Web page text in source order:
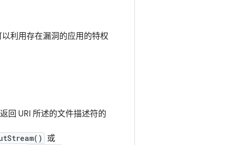
利用存在漏洞的应用的特权
回 URI 所述的文件描述符的
或